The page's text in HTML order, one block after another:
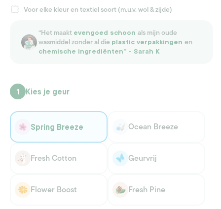
Voor elke kleur en textiel soort (m.u.v. wol & zijde)
“Het maakt evengoed schoon als mijn oude
wasmiddel zonder al die plastic verpakkingen en
chemische ingrediënten” - Sarah K
1 Kies je geur
Spring Breeze
Variant
niet
beschikbaar
Ocean Breeze
Variant
niet
beschikbaar
Fresh Cotton
Variant
niet
beschikbaar
Geurvrij
Variant
niet
beschikbaar
Flower Boost
Variant
Fresh Pine
Variant